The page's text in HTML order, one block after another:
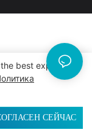
best experience
СЕЙЧАС